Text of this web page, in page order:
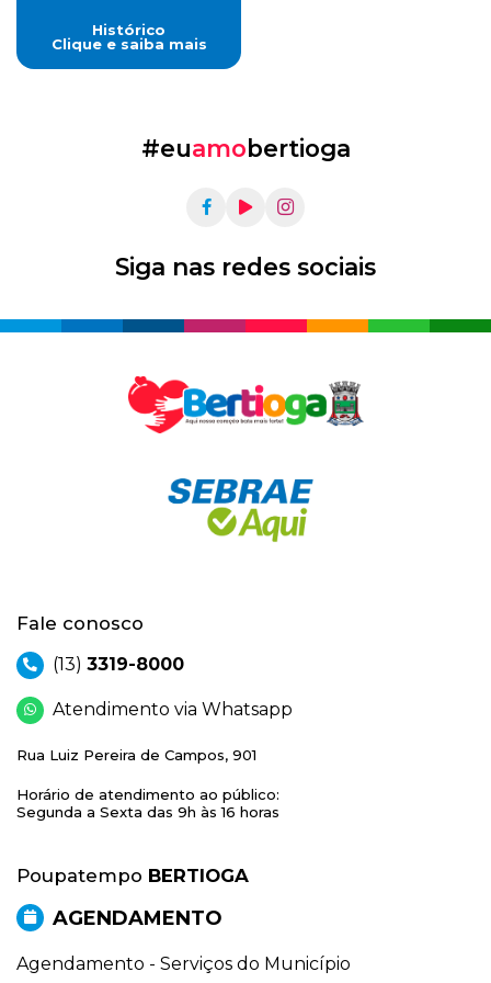
Histórico
Clique e saiba mais
#euamobertioga
Siga nas redes sociais
Fale conosco
(13) 3319-8000
Atendimento via Whatsapp
Rua Luiz Pereira de Campos, 901
Horário de atendimento ao público:
Segunda a Sexta das 9h às 16 horas
Poupatempo BERTIOGA
AGENDAMENTO
Agendamento - Serviços do Município